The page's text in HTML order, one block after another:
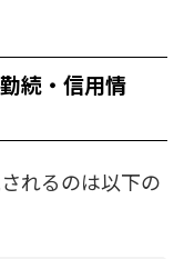
続・信用情
れるのは以下の